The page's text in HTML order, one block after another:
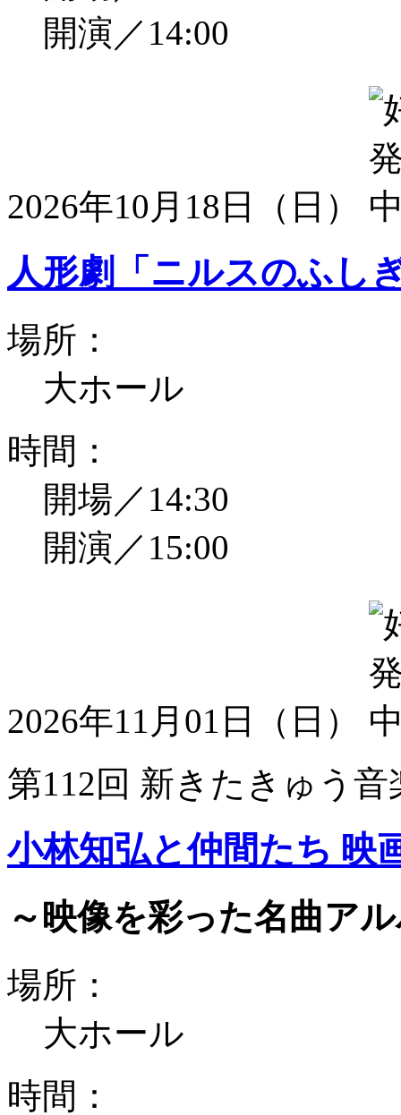
開演／14:00
2026年10月18日（日）
人形劇「ニルスのふし
場所：
大ホール
時間：
開場／14:30
開演／15:00
2026年11月01日（日）
第112回 新きたきゅう音
小林知弘と仲間たち 映
～映像を彩った名曲ア
場所：
大ホール
時間：